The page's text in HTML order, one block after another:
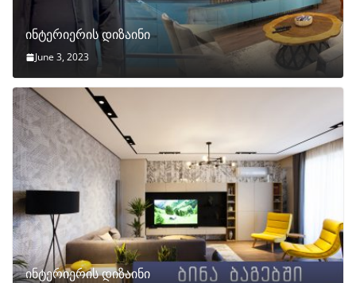
ინტერიერის დიზაინი
June 3, 2023
ინტერიერის დიზაინი